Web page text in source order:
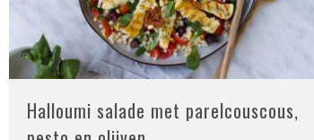
Halloumi salade met parelcouscous,